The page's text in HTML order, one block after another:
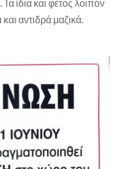
ίδια και φέτος λοιπόν
αντιδρά μαζικά.